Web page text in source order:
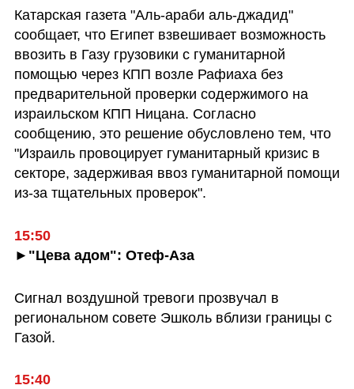
Катарская газета "Аль-араби аль-джадид"
сообщает, что Египет взвешивает возможность
ввозить в Газу грузовики с гуманитарной
помощью через КПП возле Рафиаха без
предварительной проверки содержимого на
израильском КПП Ницана. Согласно
сообщению, это решение обусловлено тем, что
"Израиль провоцирует гуманитарный кризис в
секторе, задерживая ввоз гуманитарной помощи
из-за тщательных проверок".
15:50
►"Цева адом": Отеф-Аза
Сигнал воздушной тревоги прозвучал в
региональном совете Эшколь вблизи границы с
Газой.
15:40